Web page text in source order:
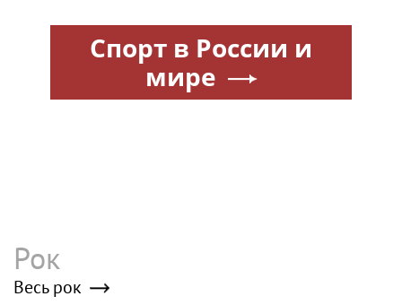
Спорт в России и
мире
Рок
Весь рок